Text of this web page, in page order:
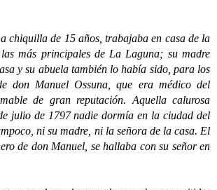
chiquilla de 15 años, trabajaba en casa de la
más principales de La Laguna; su madre
y su abuela también lo había sido, para los
don Manuel Ossuna, que era médico del
de gran reputación. Aquella calurosa
julio de 1797 nadie dormía en la ciudad del
ni su madre, ni la señora de la casa. El
de don Manuel, se hallaba con su señor en